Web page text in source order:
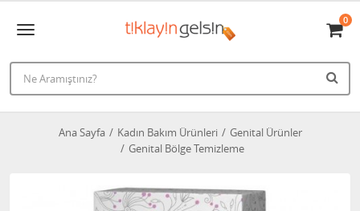
0
Ana Sayfa Kadın Bakım Ürünleri
Genital Ürünler
Genital Bölge Temizleme